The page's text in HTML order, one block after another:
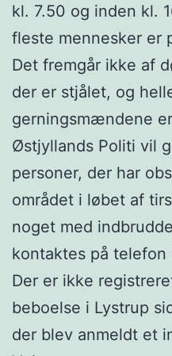
kl. 7.50 og inden kl.
fleste mennesker er
Det fremgår ikke af
der er stjålet, og
gerningsmændene
Østjyllands Politi vil
personer, der har
området i løbet af
noget med
kontaktes på telefon
Der er ikke
beboelse i Lystrup
der blev anmeldt et